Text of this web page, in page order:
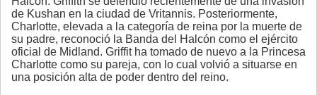
de Kushan en la ciudad de Vritannis. Posteriormente,
Charlotte, elevada a la categoría de reina por la muerte de
su padre, reconoció la Banda del Halcón como el ejército
oficial de Midland. Griffit ha tomado de nuevo a la Princesa
Charlotte como su pareja, con lo cual volvió a situarse en
una posición alta de poder dentro del reino.